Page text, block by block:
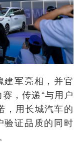
建军亮相，并官
，传递“与用户
，用长城汽车的
验证品质的同时